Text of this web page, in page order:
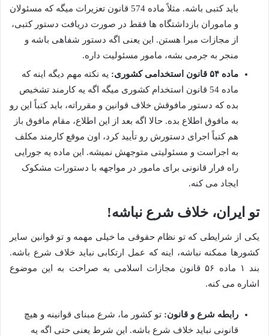
باید کتبی باشه. مثلاً ماده 574 قانون تعزیرات میگه که مسئولان
و ماموران بازداشتگاه ها فقط در صورت دریافت دستور کتبی،
از مجازات مبرا هستن. این یعنی اگه دستور شفاهی باشه و
منجر به جرمی بشه، مامور مسئولیت داره.
ماده ۵۴ قانون استخدامی کشوری:
یه نکته مهم دیگه اینه که
ماده 54 قانون استخدام کشوری میگه اگه یه کارمند تشخیص
بده که دستور مافوقش خلاف قوانین و مقرراته، باید کتباً این رو
به مافوق اطلاع بده. حالا اگه بعد از این اطلاع، مقام مافوق باز
هم کتباً اجرای دستورش رو تأیید کرد، اون موقع کارمند مکلف
به اجراست و مسئولیتی متوجهش نمیشه. این ماده یه جورایی
راه فرار قانونی برای مامور در مواجهه با دستورات مشکوک
ایجاد می کنه.
تو ایران، خلاف شرع نباشه!
یکی از شرایطی که تو نظام حقوقی ما خیلی مهمه و تو قوانین سایر
کشورها ممکنه نباشه، اینه که عمل ارتکابی نباید خلاف شرع باشه.
بند ۱ ماده ۵۶ قانون مجازات اسلامی به صراحت به این موضوع
اشاره می کنه.
رابطه شرع و قانون: تو کشور ما، شرع مبنای قوانینه و هیچ
قانونی نباید خلاف شرع باشه. این شرط یعنی حتی اگه یه